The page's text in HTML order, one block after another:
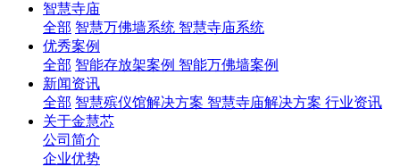
智慧寺庙
全部 智慧万佛墙系统 智慧寺庙系统
优秀案例
全部 智能存放架案例 智能万佛墙案例
新闻资讯
全部 智慧殡仪馆解决方案 智慧寺庙解决方案 行业资讯
关于金慧芯
公司简介
企业优势